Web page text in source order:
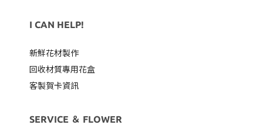
I CAN HELP!
新鮮花材製作
回收材質專用花盒
客製賀卡資訊
SERVICE ＆ FLOWER